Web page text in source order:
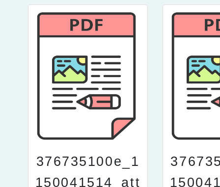
376735100e_1
150041514_att